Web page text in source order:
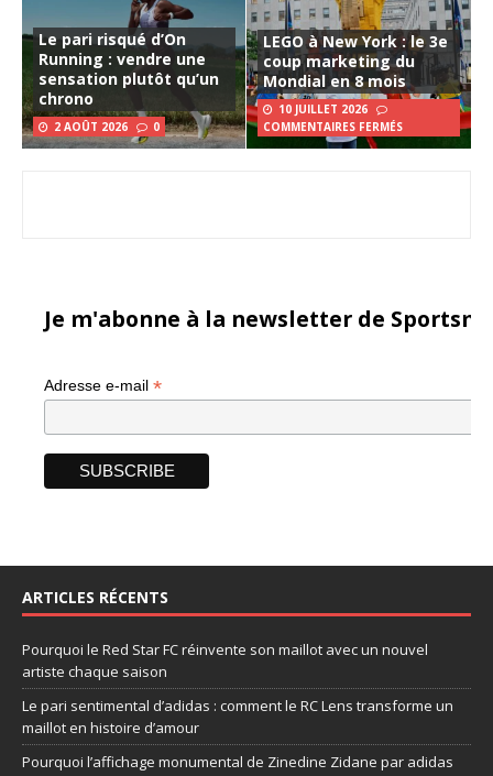
Le pari risqué d’On
Running : vendre une
sensation plutôt qu’un
chrono
2 AOÛT 2026 0
LEGO à New York : le 3e
coup marketing du
Mondial en 8 mois
10 JUILLET 2026
COMMENTAIRES FERMÉS
Je m'abonne à la newsletter de
Adresse e-mail *
ARTICLES RÉCENTS
Pourquoi le Red Star FC réinvente son maillot avec un nouvel
artiste chaque saison
Le pari sentimental d’adidas : comment le RC Lens transforme un
maillot en histoire d’amour
Pourquoi l’affichage monumental de Zinedine Zidane par adidas